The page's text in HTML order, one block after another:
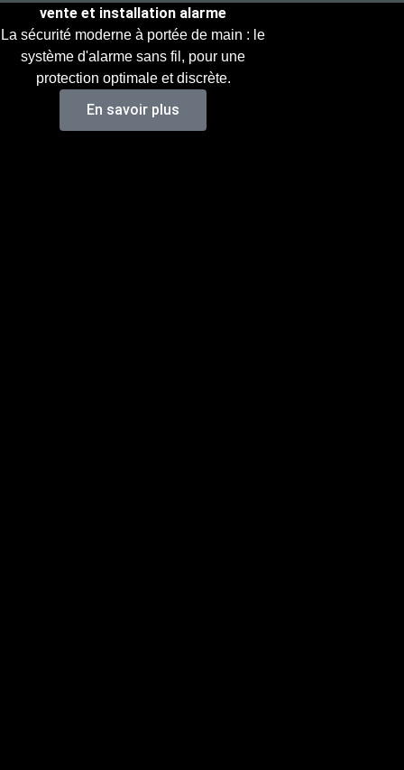
06 86 22 57 60
vente et installation alarme
La sécurité moderne à portée de main : le
système d'alarme sans fil, pour une
protection optimale et discrète.
En savoir plus